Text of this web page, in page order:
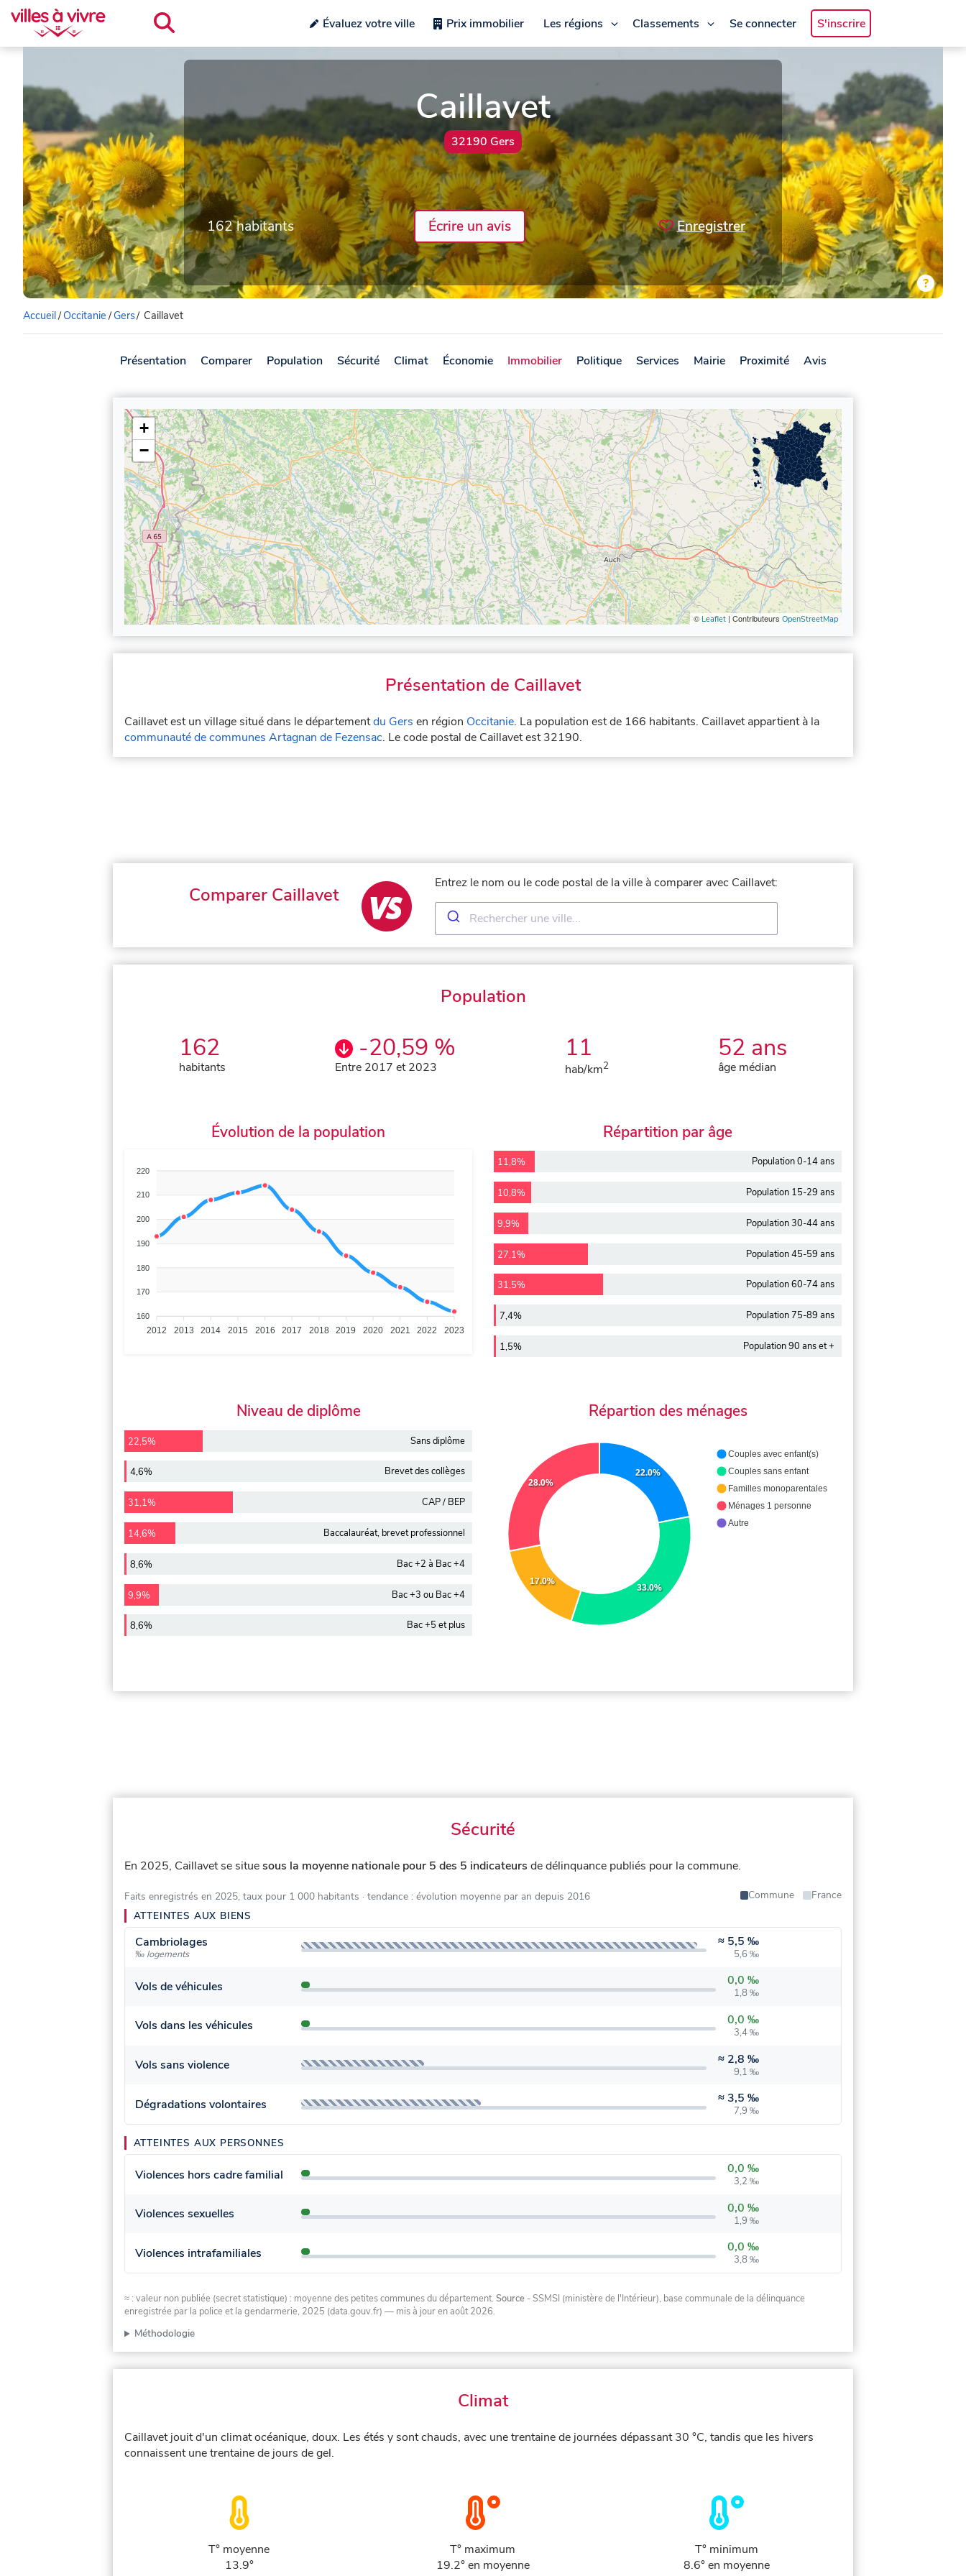
Évaluez votre ville Prix immobilier Les régions Classements Se connecter S'inscrire
Caillavet
32190 Gers
162 habitants Écrire un avis Enregistrer
Accueil/Occitanie/Gers/ Caillavet
Présentation Comparer Population Sécurité Climat Économie Immobilier Politique Services Mairie Proximité Avis
+
−
© Leaflet | Contributeurs OpenStreetMap
Présentation de Caillavet
Caillavet est un village situé dans le départementdu Gers en région Occitanie. La population est de 166 habitants. Caillavet appartient à la
communauté de communes Artagnan de Fezensac. Le code postal de Caillavet est 32190.
Comparer Caillavet
Entrez le nom ou le code postal de la ville à comparer avec Caillavet:
Population
162
habitants
-20,59 %
Entre 2017 et 2023
11
hab/km2
52 ans
âge médian
Évolution de la population
220
210
200
190
180
170
160
2012 2013 2014 2015 2016 2017 2018 2019 2020 2021 2022 2023
Répartition par âge
11,8% Population 0-14 ans
10,8% Population 15-29 ans
9,9% Population 30-44 ans
27,1% Population 45-59 ans
31,5% Population 60-74 ans
7,4% Population 75-89 ans
1,5% Population 90 ans et +
Niveau de diplôme
22,5% Sans diplôme
4,6% Brevet des collèges
31,1% CAP / BEP
14,6% Baccalauréat, brevet professionnel
8,6% Bac +2 à Bac +4
9,9% Bac +3 ou Bac +4
8,6% Bac +5 et plus
Répartion des ménages
22.0%
33.0%
17.0%
28.0%
Couples avec enfant(s)
Couples sans enfant
Familles monoparentales
Ménages 1 personne
Autre
Sécurité
En 2025, Caillavet se situesous la moyenne nationale pour 5 des 5 indicateurs de délinquance publiés pour la commune.
Faits enregistrés en 2025, taux pour 1 000 habitants · tendance : évolution moyenne par an depuis 2016 Commune
France
ATTEINTES AUX BIENS
Cambriolages
‰ logements
≈ 5,5 ‰
5,6 ‰
Vols de véhicules 0,0 ‰
1,8 ‰
Vols dans les véhicules 0,0 ‰
3,4 ‰
Vols sans violence ≈ 2,8 ‰
9,1 ‰
Dégradations volontaires ≈ 3,5 ‰
7,9 ‰
ATTEINTES AUX PERSONNES
Violences hors cadre familial 0,0 ‰
3,2 ‰
Violences sexuelles 0,0 ‰
1,9 ‰
Violences intrafamiliales 0,0 ‰
3,8 ‰
≈ : valeur non publiée (secret statistique) : moyenne des petites communes du département. Source - SSMSI (ministère de l'Intérieur), base communale de la délinquance
enregistrée par la police et la gendarmerie, 2025 (data.gouv.fr) — mis à jour en août 2026.
Méthodologie
Climat
Caillavet jouit d'un climat océanique, doux. Les étés y sont chauds, avec une trentaine de journées dépassant 30 °C, tandis que les hivers
connaissent une trentaine de jours de gel.
T° moyenne
13.9°
T° maximum
19.2° en moyenne
T° minimum
8.6° en moyenne